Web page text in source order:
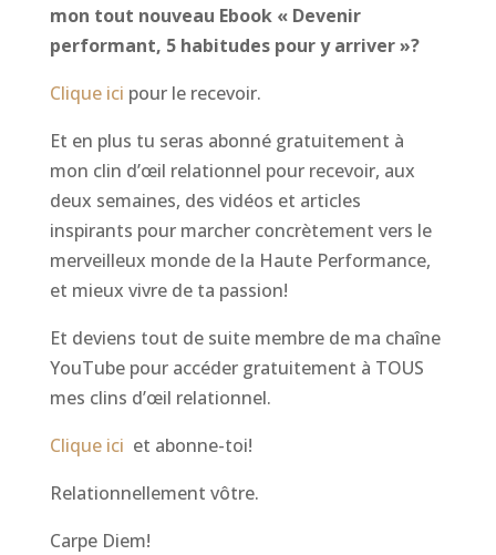
mon tout nouveau Ebook « Devenir
performant, 5 habitudes pour y arriver »?
Clique ici pour le recevoir.
Et en plus tu seras abonné gratuitement à
mon clin d’œil relationnel pour recevoir, aux
deux semaines, des vidéos et articles
inspirants pour marcher concrètement vers le
merveilleux monde de la Haute Performance,
et mieux vivre de ta passion!
Et deviens tout de suite membre de ma chaîne
YouTube pour accéder gratuitement à TOUS
mes clins d’œil relationnel.
Clique ici et abonne-toi!
Relationnellement vôtre.
Carpe Diem!